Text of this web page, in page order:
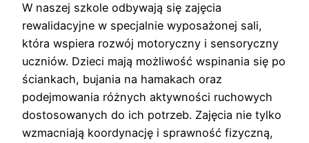
W naszej szkole odbywają się zajęcia
rewalidacyjne w specjalnie wyposażonej sali,
która wspiera rozwój motoryczny i sensoryczny
uczniów. Dzieci mają możliwość wspinania się po
ściankach, bujania na hamakach oraz
podejmowania różnych aktywności ruchowych
dostosowanych do ich potrzeb. Zajęcia nie tylko
wzmacniają koordynację i sprawność fizyczną,